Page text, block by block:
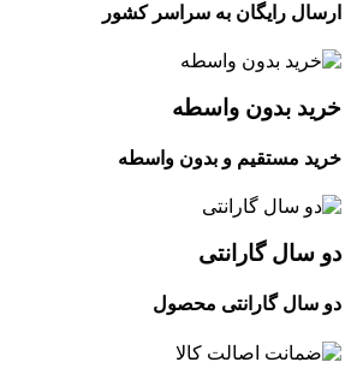
ارسال رایگان به سراسر کشور
خرید بدون واسطه
خرید مستقیم و بدون واسطه
دو سال گارانتی
دو سال گارانتی محصول